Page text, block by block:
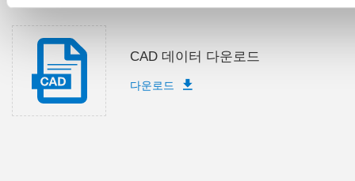
CAD 데이터 다운로드
다운로드